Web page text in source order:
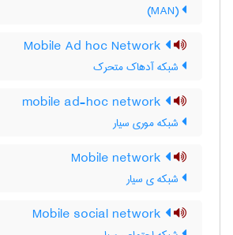
(MAN)
شبکه آدهاک متحرک
شبکه موری سیار
شبکه ی سیار